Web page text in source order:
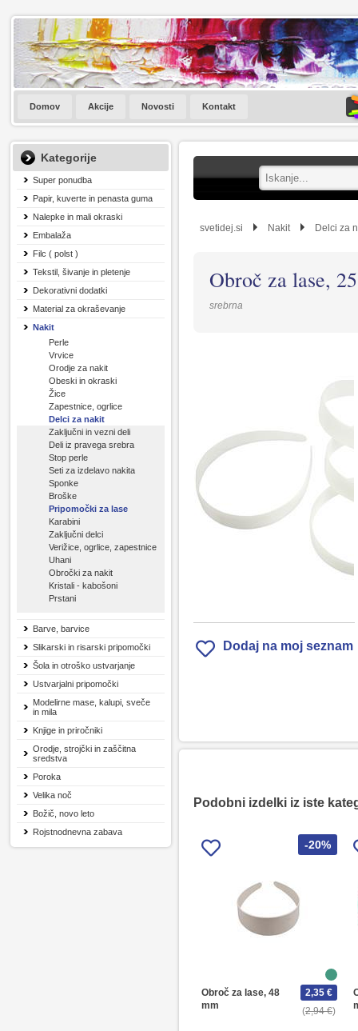
Domov Akcije Novosti Kontakt
Kategorije
Super ponudba
Papir, kuverte in penasta guma
Nalepke in mali okraski
Embalaža
Filc ( polst )
Tekstil, šivanje in pletenje
Dekorativni dodatki
Material za okraševanje
Nakit
Perle
Vrvice
Orodje za nakit
Obeski in okraski
Žice
Zapestnice, ogrlice
Delci za nakit
Zaključni in vezni deli
Deli iz pravega srebra
Stop perle
Seti za izdelavo nakita
Sponke
Broške
Pripomočki za lase
Karabini
Zaključni delci
Verižice, ogrlice, zapestnice
Uhani
Obročki za nakit
Kristali - kabošoni
Prstani
Barve, barvice
Slikarski in risarski pripomočki
Šola in otroško ustvarjanje
Ustvarjalni pripomočki
Modelirne mase, kalupi, sveče
in mila
Knjige in priročniki
Orodje, strojčki in zaščitna
sredstva
Poroka
Velika noč
Božič, novo leto
Rojstnodnevna zabava
svetidej.si Nakit Delci za
Obroč za lase,
srebrna
Dodaj na moj seznam
Podobni izdelki iz iste
-20%
Obroč za lase, 48
mm
2,94 €
2,35 €